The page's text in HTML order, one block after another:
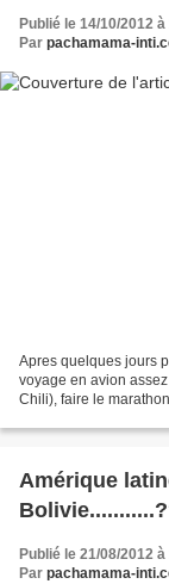
Publié le 14/10/2012
Par pachamama-
Apres quelques jours
voyage en avion
Chili), faire le
Amérique
Publié le 21/08/2012 à
Par pachamama-